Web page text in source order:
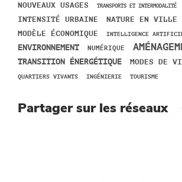
NOUVEAUX USAGES
TRANSPORTS ET INTERMODALITÉ
INTENSITÉ URBAINE NATURE EN VILLE
MODÈLE ÉCONOMIQUE INTELLIGENCE
ENVIRONNEMENT NUMÉRIQUE
TRANSITION ÉNERGÉTIQUE MODES DE
QUARTIERS VIVANTS INGÉNIERIE TOURISME
Partager sur les réseaux